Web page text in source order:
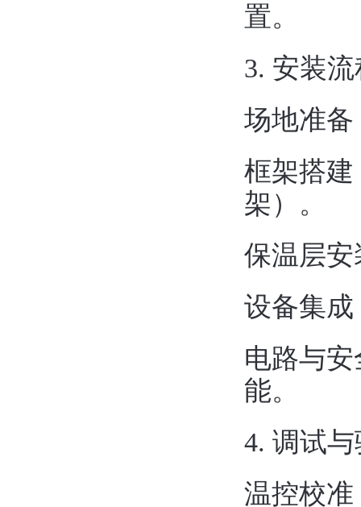
置。
3. ‌安装流
场地准
框架搭
架）。
保温层
设备集
电路与
能。
4. ‌调试
温控校